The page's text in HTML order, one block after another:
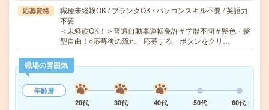
応募資格
職種未経験OK / ブランクOK / パソコンスキル不要 / 英語力
不要
＜未経験OK！＞普通自動車運転免許＃学歴不問＃髪色・髪
型自由！○応募後の流れ「応募する」ボタンをクリ…
職場の雰囲気
年齢層
20代
30代 40代 50代 60代